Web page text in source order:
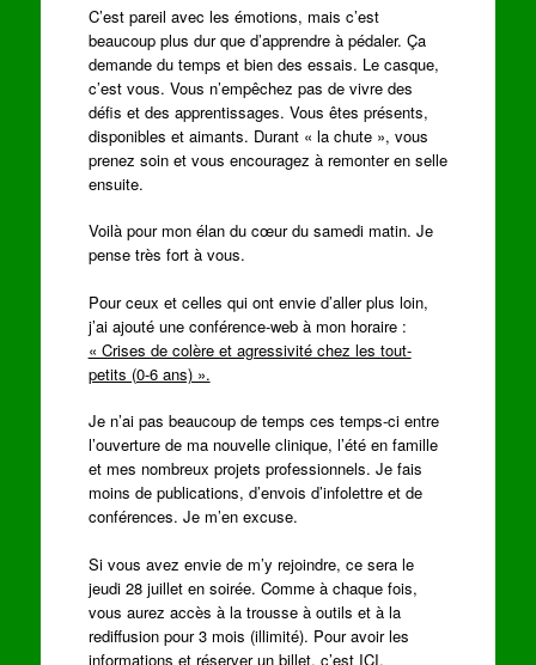
C’est pareil avec les émotions, mais c’est
beaucoup plus dur que d’apprendre à pédaler. Ça
demande du temps et bien des essais. Le casque,
c’est vous. Vous n’empêchez pas de vivre des
défis et des apprentissages. Vous êtes présents,
disponibles et aimants. Durant « la chute », vous
prenez soin et vous encouragez à remonter en selle
ensuite.
Voilà pour mon élan du cœur du samedi matin. Je
pense très fort à vous.
Pour ceux et celles qui ont envie d’aller plus loin,
j’ai ajouté une conférence-web à mon horaire :
« Crises de colère et agressivité chez les tout-
petits (0-6 ans) ».
Je n’ai pas beaucoup de temps ces temps-ci entre
l’ouverture de ma nouvelle clinique, l’été en famille
et mes nombreux projets professionnels. Je fais
moins de publications, d’envois d’infolettre et de
conférences. Je m’en excuse.
Si vous avez envie de m’y rejoindre, ce sera le
jeudi 28 juillet en soirée. Comme à chaque fois,
vous aurez accès à la trousse à outils et à la
rediffusion pour 3 mois (illimité). Pour avoir les
informations et réserver un billet, c’est ICI.